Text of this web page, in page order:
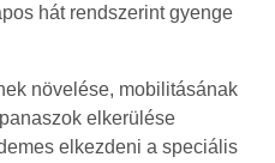
hát rendszerint gyenge
növelése, mobilitásának
elkerülése
elkezdeni a speciális